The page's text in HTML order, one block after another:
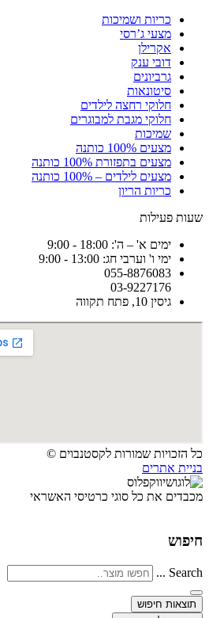
כריות ושמיכות
מצעי ג’רסי
אקרילן
דובי ענק
גרביונים
סיטונאות
חלוקי רחצה לילדים
חלוקי מגבת למבוגרים
שמיכות
מצעים 100% כותנה
מצעים בתפזורת 100% כותנה
מצעים לילדים – 100% כותנה
כריות הריון
שעות פעילות
ימים א' – ה': 18:00 - 9:00
ימי ו' וערבי חג: 13:00 - 9:00
055-8876083
03-9227176
גיסין 10, פתח תקווה
כל הזכויות שמורות לקסטנבוים ©
בניית אתרים
מכבדים את כל סוגי כרטיסי האשראי
חיפוש
Search ...
תוצאות חיפוש